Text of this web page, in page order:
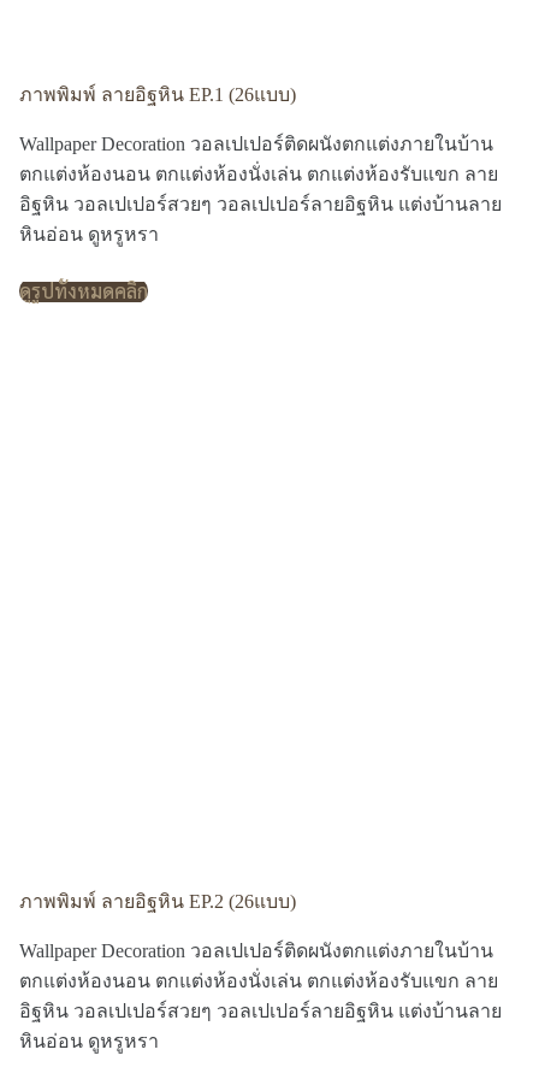
ภาพพิมพ์ ลายอิฐหิน EP.1 (26แบบ)
Wallpaper Decoration วอลเปเปอร์ติดผนังตกแต่งภายในบ้าน
ตกแต่งห้องนอน ตกแต่งห้องนั่งเล่น ตกแต่งห้องรับแขก ลาย
อิฐหิน วอลเปเปอร์สวยๆ วอลเปเปอร์ลายอิฐหิน แต่งบ้านลาย
หินอ่อน ดูหรูหรา
ดูรูปทั้งหมดคลิก
ภาพพิมพ์ ลายอิฐหิน EP.2 (26แบบ)
Wallpaper Decoration วอลเปเปอร์ติดผนังตกแต่งภายในบ้าน
ตกแต่งห้องนอน ตกแต่งห้องนั่งเล่น ตกแต่งห้องรับแขก ลาย
อิฐหิน วอลเปเปอร์สวยๆ วอลเปเปอร์ลายอิฐหิน แต่งบ้านลาย
หินอ่อน ดูหรูหรา